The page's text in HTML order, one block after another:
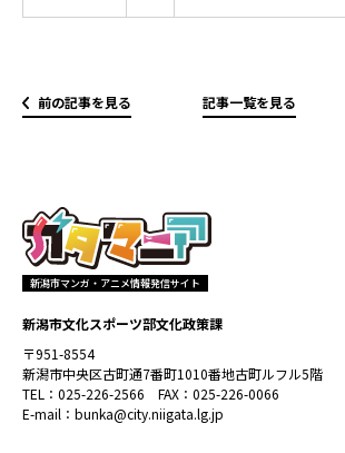
前の記事を見る 記事一覧を見る
新潟市マンガ・アニメ情報発信サイト
新潟市文化スポーツ部文化政策課
〒951-8554
新潟市中央区古町通7番町1010番地古町ルフル5階
TEL：025-226-2566 FAX：025-226-0066
E-mail：bunka@city.niigata.lg.jp